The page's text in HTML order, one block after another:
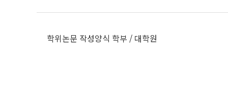
학위논문 작성양식 학부 / 대학원